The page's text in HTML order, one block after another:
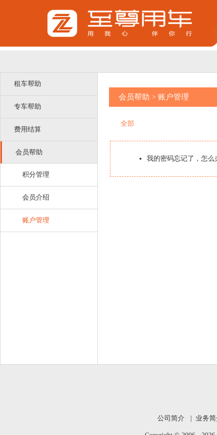
租车帮助
专车帮助
费用结算
会员帮助
积分管理
会员介绍
账户管理
会员帮助 > 账户管理
全部
我的密码忘记了，怎么
公司简介 业务